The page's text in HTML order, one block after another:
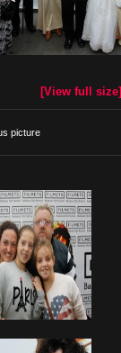
[View full size]
picture